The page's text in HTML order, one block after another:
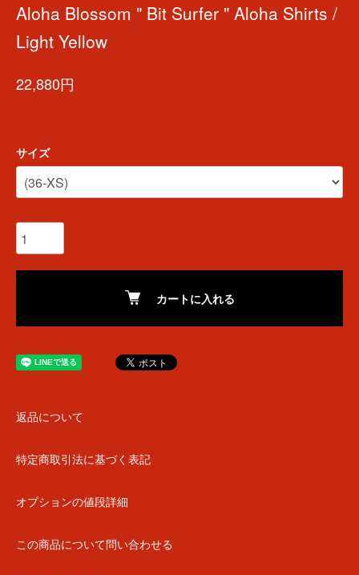
Aloha Blossom " Bit Surfer " Aloha Shirts /
Light Yellow
22,880円
サイズ
カートに入れる
返品について
特定商取引法に基づく表記
オプションの値段詳細
この商品について問い合わせる